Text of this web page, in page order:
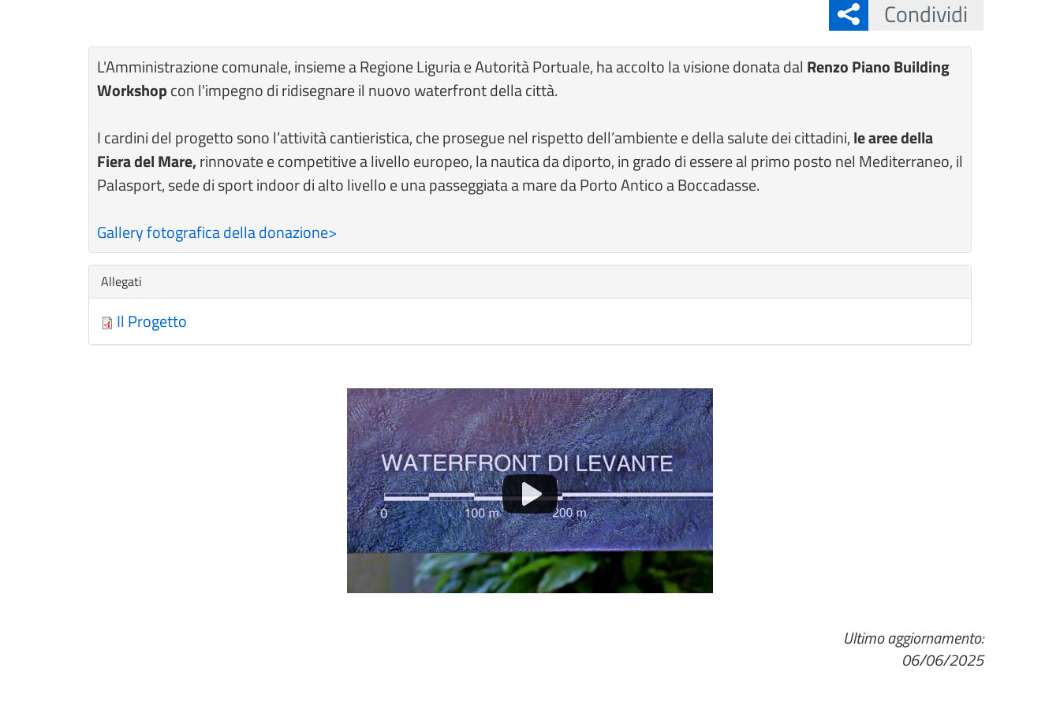
Condividi
L'Amministrazione comunale, insieme a Regione Liguria e Autorità Portuale, ha accolto la visione donata dal Renzo Piano Building
Workshopcon l'impegno di ridisegnare il nuovo waterfront della città.
I cardini del progetto sono l’attività cantieristica, che prosegue nel rispetto dell’ambiente e della salute dei cittadini,le aree della
Fiera del Mare,rinnovate e competitive a livello europeo, la nautica da diporto, in grado di essere al primo posto nel Mediterraneo, il
Palasport, sede di sport indoor di alto livello e una passeggiata a mare da Porto Antico a Boccadasse.
Gallery fotografica della donazione>
Nascondi
Allegati
Il Progetto
Ultimo aggiornamento:
06/06/2025